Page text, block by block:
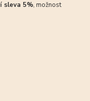
sleva 5%, možnost